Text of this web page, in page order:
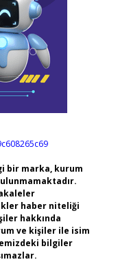
bir marka, kurum
haber niteliği
hakkında
ve kişiler ile isim
bilgiler